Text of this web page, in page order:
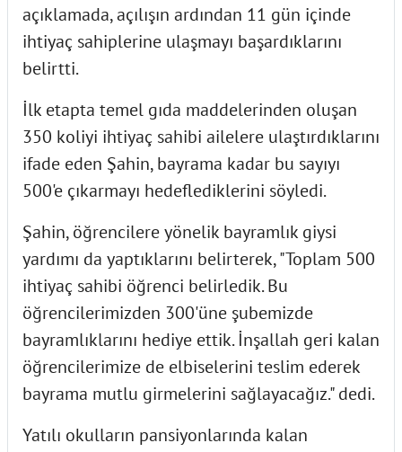
açıklamada, açılışın ardından 11 gün içinde
ihtiyaç sahiplerine ulaşmayı başardıklarını
belirtti.
İlk etapta temel gıda maddelerinden oluşan
350 koliyi ihtiyaç sahibi ailelere ulaştırdıklarını
ifade eden Şahin, bayrama kadar bu sayıyı
500'e çıkarmayı hedeflediklerini söyledi.
Şahin, öğrencilere yönelik bayramlık giysi
yardımı da yaptıklarını belirterek, "Toplam 500
ihtiyaç sahibi öğrenci belirledik. Bu
öğrencilerimizden 300'üne şubemizde
bayramlıklarını hediye ettik. İnşallah geri kalan
öğrencilerimize de elbiselerini teslim ederek
bayrama mutlu girmelerini sağlayacağız." dedi.
Yatılı okulların pansiyonlarında kalan